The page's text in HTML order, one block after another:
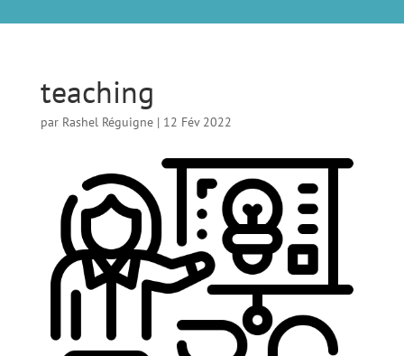
teaching
par Rashel Réguigne| 12 Fév 2022